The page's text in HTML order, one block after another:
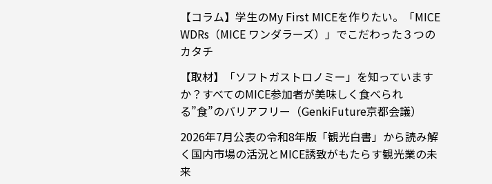
【コラム】学生のMy First MICEを作りたい。「MICE
WDRs（MICE ワンダラーズ）」でこだわった３つの
カタチ
【取材】「ソフトガストロノミー」を知っています
か？すべてのMICE参加者が美味しく食べられ
る”食”のバリアフリー（GenkiFuture京都会議）
2026年7月公表の令和8年版「観光白書」から読み解
く国内市場の活況とMICE誘致がもたらす観光業の未
来